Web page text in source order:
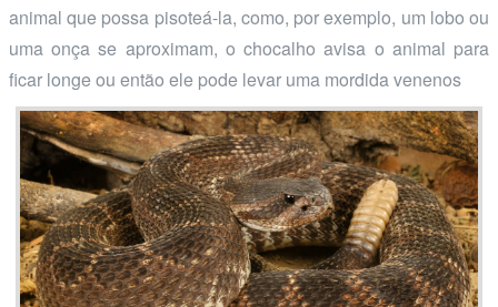
animal que possa pisoteá-la, como, por exemplo, um lobo ou
uma onça se aproximam, o chocalho avisa o animal para
ficar longe ou então ele pode levar uma mordida venenos